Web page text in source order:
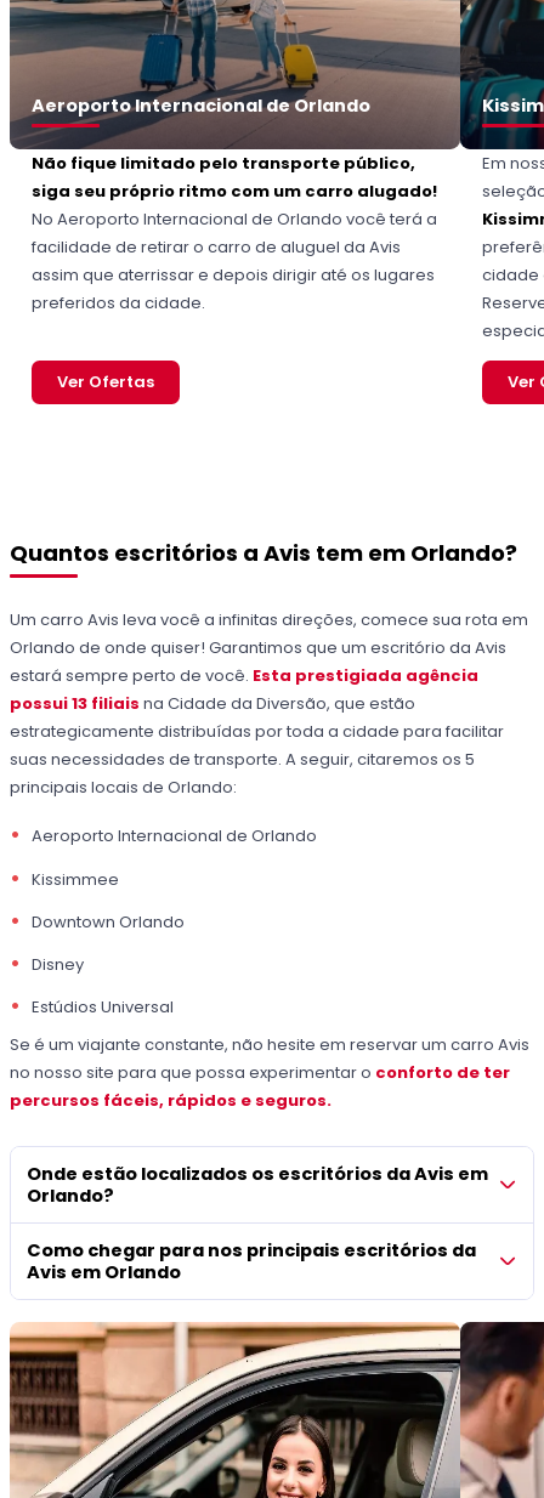
Aeroporto Internacional de Orlando
Não fique limitado pelo transporte público,
siga seu próprio ritmo com um carro alugado!
No Aeroporto Internacional de Orlando você terá a
facilidade de retirar o carro de aluguel da Avis
assim que aterrissar e depois dirigir até os lugares
preferidos da cidade.
Ver Ofertas
Em
cidade
Ver
Quantos escritórios a Avis tem em Orlando?
Um carro Avis leva você a infinitas direções, comece sua rota em
Orlando de onde quiser! Garantimos que um escritório da Avis
estará sempre perto de você. Esta prestigiada agência
possui 13 filiais na Cidade da Diversão, que estão
estrategicamente distribuídas por toda a cidade para facilitar
suas necessidades de transporte. A seguir, citaremos os 5
principais locais de Orlando:
Aeroporto Internacional de Orlando
Kissimmee
Downtown Orlando
Disney
Estúdios Universal
Se é um viajante constante, não hesite em reservar um carro Avis
no nosso site para que possa experimentar o conforto de ter
percursos fáceis, rápidos e seguros.
Onde estão localizados os escritórios da Avis em
Orlando?
Como chegar para nos principais escritórios da
Avis em Orlando